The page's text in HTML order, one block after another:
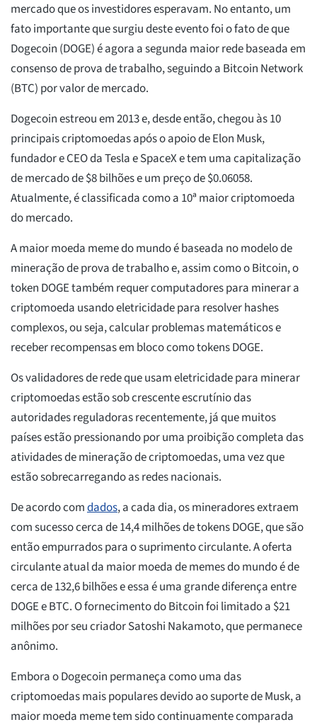
mercado que os investidores esperavam. No entanto, um
fato importante que surgiu deste evento foi o fato de que
Dogecoin (DOGE) é agora a segunda maior rede baseada em
consenso de prova de trabalho, seguindo a Bitcoin Network
(BTC) por valor de mercado.
Dogecoin estreou em 2013 e, desde então, chegou às 10
principais criptomoedas após o apoio de Elon Musk,
fundador e CEO da Tesla e SpaceX e tem uma capitalização
de mercado de $8 bilhões e um preço de $0.06058.
Atualmente, é classificada como a 10ª maior criptomoeda
do mercado.
A maior moeda meme do mundo é baseada no modelo de
mineração de prova de trabalho e, assim como o Bitcoin, o
token DOGE também requer computadores para minerar a
criptomoeda usando eletricidade para resolver hashes
complexos, ou seja, calcular problemas matemáticos e
receber recompensas em bloco como tokens DOGE.
Os validadores de rede que usam eletricidade para minerar
criptomoedas estão sob crescente escrutínio das
autoridades reguladoras recentemente, já que muitos
países estão pressionando por uma proibição completa das
atividades de mineração de criptomoedas, uma vez que
estão sobrecarregando as redes nacionais.
De acordo comdados, a cada dia, os mineradores extraem
com sucesso cerca de 14,4 milhões de tokens DOGE, que são
então empurrados para o suprimento circulante. A oferta
circulante atual da maior moeda de memes do mundo é de
cerca de 132,6 bilhões e essa é uma grande diferença entre
DOGE e BTC. O fornecimento do Bitcoin foi limitado a $21
milhões por seu criador Satoshi Nakamoto, que permanece
anônimo.
Embora o Dogecoin permaneça como uma das
criptomoedas mais populares devido ao suporte de Musk, a
maior moeda meme tem sido continuamente comparada